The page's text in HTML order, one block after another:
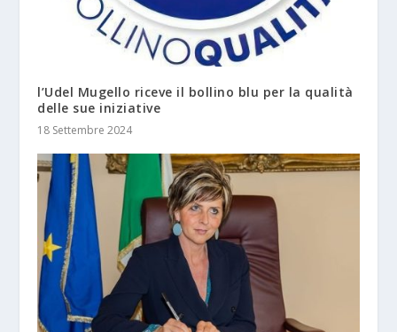
l’Udel Mugello riceve il bollino blu per la qualità
delle sue iniziative
18 Settembre 2024